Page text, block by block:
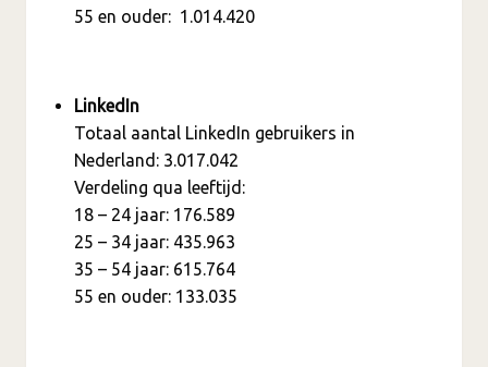
55 en ouder: 1.014.420
LinkedIn
Totaal aantal LinkedIn gebruikers in
Nederland: 3.017.042
Verdeling qua leeftijd:
18 – 24 jaar: 176.589
25 – 34 jaar: 435.963
35 – 54 jaar: 615.764
55 en ouder: 133.035